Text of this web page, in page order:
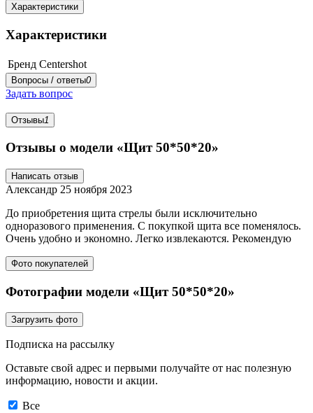
Характеристики
Характеристики
Бренд Centershot
Вопросы / ответы0
Задать вопрос
Отзывы1
Отзывы о модели «Щит 50*50*20»
Написать отзыв
Александр 25 ноября 2023
До приобретения щита стрелы были исключительно
одноразового применения. С покупкой щита все поменялось.
Очень удобно и экономно. Легко извлекаются. Рекомендую
Фото покупателей
Фотографии модели «Щит 50*50*20»
Загрузить фото
Подписка на рассылку
Оставьте свой адрес и первыми получайте от нас полезную
информацию, новости и акции.
Все